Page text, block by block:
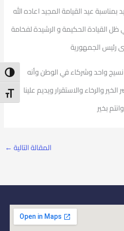
عيد القيامة المجيد اعاده الله
ظل القيادة الحكيمة و الرشيدة لفخامة
رئيس الجمهورية
واحد وشركاء في الوطن وأنه
والرخاء والاستقرار ويديم علينا
بخير
المقالة التالية ←